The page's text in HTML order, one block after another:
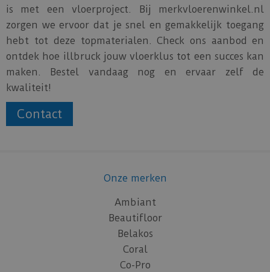
is met een vloerproject. Bij merkvloerenwinkel.nl
zorgen we ervoor dat je snel en gemakkelijk toegang
hebt tot deze topmaterialen. Check ons aanbod en
ontdek hoe illbruck jouw vloerklus tot een succes kan
maken. Bestel vandaag nog en ervaar zelf de
kwaliteit!
Contact
Onze merken
Ambiant
Beautifloor
Belakos
Coral
Co-Pro